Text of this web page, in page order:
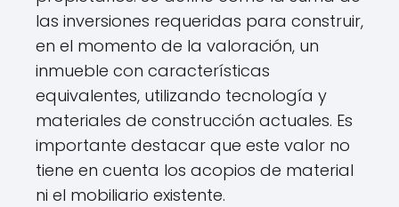
las inversiones requeridas para construir,
en el momento de la valoración, un
inmueble con características
equivalentes, utilizando tecnología y
materiales de construcción actuales. Es
importante destacar que este valor no
tiene en cuenta los acopios de material
ni el mobiliario existente.